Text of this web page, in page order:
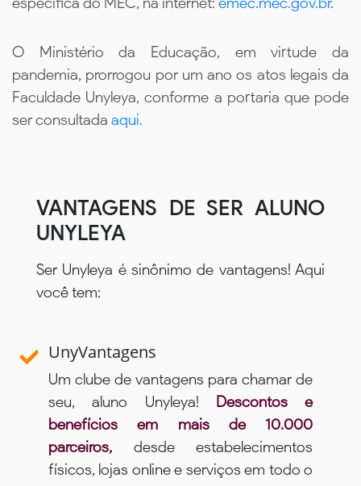
O Ministério da Educação, em virtude da
pandemia, prorrogou por um ano os atos legais da
Faculdade Unyleya, conforme a portaria que pode
ser consultada aqui.
VANTAGENS DE SER ALUNO
UNYLEYA
Ser Unyleya é sinônimo de vantagens! Aqui
você tem:
UnyVantagens
Um clube de vantagens para chamar de
seu, aluno Unyleya! Descontos e
benefícios em mais de 10.000
parceiros, desde estabelecimentos
físicos, lojas online e serviços em todo o